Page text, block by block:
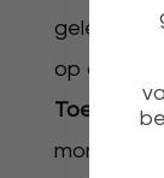
geleverd
op de
monteren